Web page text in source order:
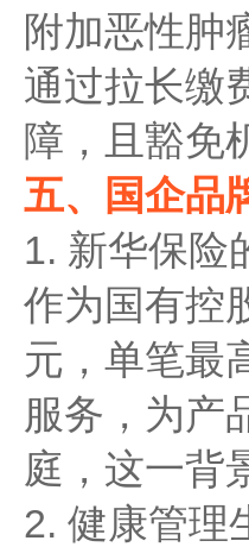
附加恶性肿
通过拉长缴
障，且豁免
五、国企品
1. 新华保险
作为国有控
元，单笔最
服务，为产
庭，这一背
2. 健康管理